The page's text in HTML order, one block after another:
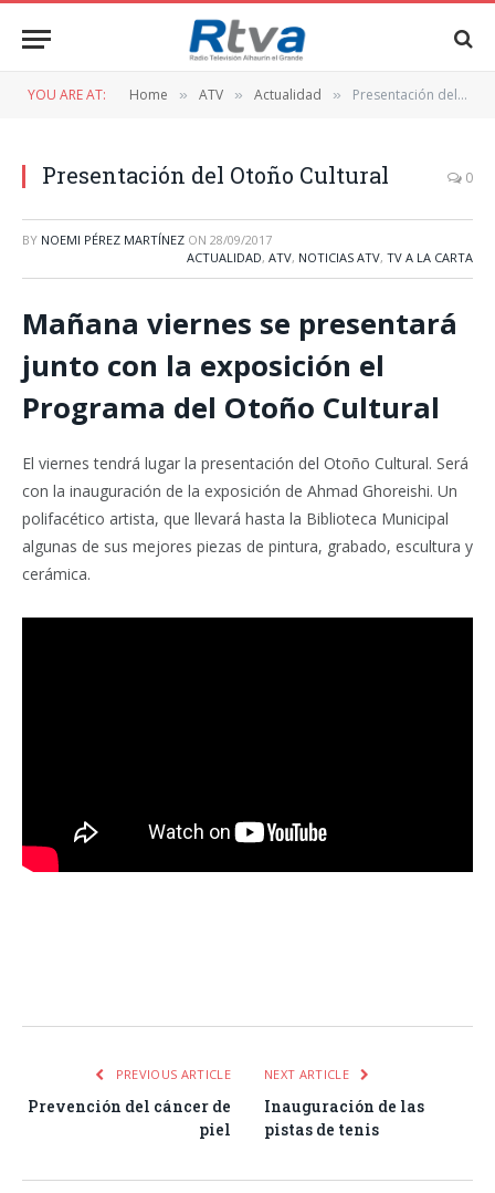
YOU ARE AT: Home » ATV » Actualidad » Presentación del Otoño Cultural
Presentación del Otoño Cultural 0
BY NOEMI PÉREZ MARTÍNEZ ON 28/09/2017
ACTUALIDAD, ATV, NOTICIAS ATV, TV A LA CARTA
Mañana viernes se presentará
junto con la exposición el
Programa del Otoño Cultural
El viernes tendrá lugar la presentación del Otoño Cultural. Será
con la inauguración de la exposición de Ahmad Ghoreishi. Un
polifacético artista, que llevará hasta la Biblioteca Municipal
algunas de sus mejores piezas de pintura, grabado, escultura y
cerámica.
PREVIOUS ARTICLE
Prevención del cáncer de
piel
NEXT ARTICLE
Inauguración de las
pistas de tenis